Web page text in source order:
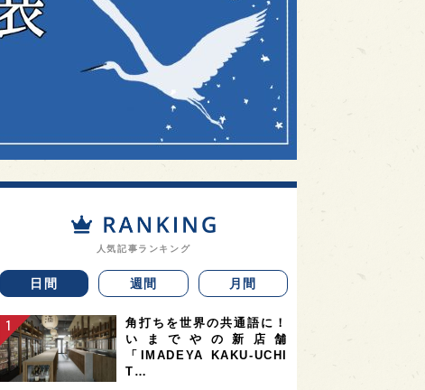
人気記事ランキング
日間 週間 月間
角打ちを世界の共通語に！
いまでやの新店舗
「IMADEYA KAKU-UCHI
T…